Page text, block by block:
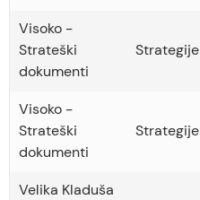
Visoko -
Strateški
dokumenti
Strategije
Visoko -
Strateški
dokumenti
Strategije
Velika Kladuša